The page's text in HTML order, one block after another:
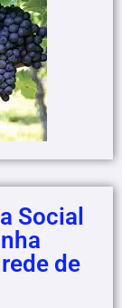
Social
de